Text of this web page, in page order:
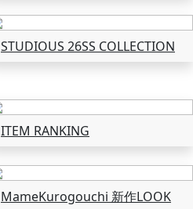
STUDIOUS 26SS COLLECTION
ITEM RANKING
MameKurogouchi 新作LOOK